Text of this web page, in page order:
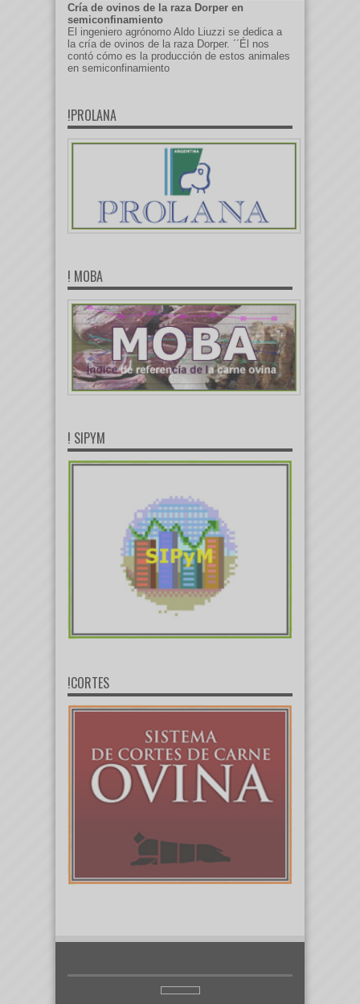
Cría de ovinos de la raza Dorper en
semiconfinamiento
El ingeniero agrónomo Aldo Liuzzi se dedica a
la cría de ovinos de la raza Dorper. ´´Él nos
contó cómo es la producción de estos animales
en semiconfinamiento
!PROLANA
! MOBA
! SIPYM
!CORTES